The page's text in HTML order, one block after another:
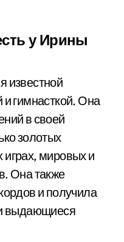
у Ирины
известной
и гимнасткой. Она
в своей
золотых
мировых и
Она также
и получила
выдающиеся